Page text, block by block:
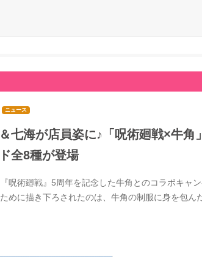
ニュース
七海が店員姿に♪「呪術廻戦×牛
全8種が登場
呪術廻戦』5周年を記念した牛角とのコラボキャ
めに描き下ろされたのは、牛角の制服に身を包